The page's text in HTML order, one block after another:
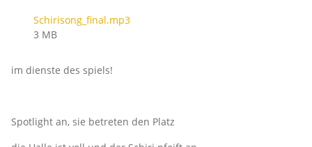
Schirisong_final.mp3
3 MB
im dienste des spiels!
Spotlight an, sie betreten den Platz